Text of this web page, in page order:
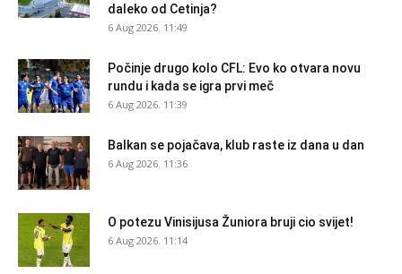
daleko od Cetinja?
6 Aug 2026. 11:49
Počinje drugo kolo CFL: Evo ko otvara novu
rundu i kada se igra prvi meč
6 Aug 2026. 11:39
Balkan se pojačava, klub raste iz dana u dan
6 Aug 2026. 11:36
O potezu Vinisijusa Žuniora bruji cio svijet!
6 Aug 2026. 11:14